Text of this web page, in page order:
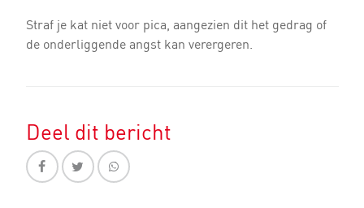
Straf je kat niet voor pica, aangezien dit het gedrag of
de onderliggende angst kan verergeren.
Deel dit bericht